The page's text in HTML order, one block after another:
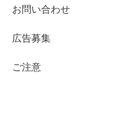
お問い合わせ
広告募集
ご注意